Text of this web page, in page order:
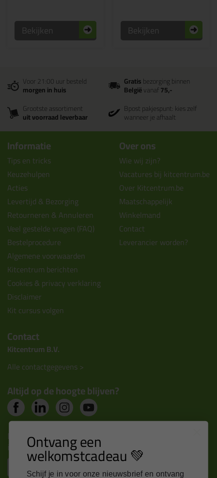
Bekijken Bekijken
Voor 21:00 uur besteld
morgen in huis
Gratisbezorging binnen
Belgiëvanaf75,-
Grootste assortiment
uit voorraad leverbaar
Bpost pakjespunt: kies zelf
wanneer je afhaalt
Informatie
Tips en tricks
Keuzehulpen
Acties
Levertijd & Bezorging
Retourneren & Annuleren
Veel gestelde vragen (FAQ)
Bestelprocedure
Algemene voorwaarden
Kitcentrum berichten
Cookies & privacy verklaring
Disclaimer
Kit cursus volgen
Over ons
Wie wij zijn?
Vacatures bij kitcentrum.be
Over Kitcentrum.be
Maatschappelijk
Winkelmand
Contact
Leverancier worden?
Contact
Kitcentrum B.V.
Alle contactgegevens >
Altijd op de hoogte blijven?
Nieuws, tips en exclusieve deals rechtstreeks in je
inbox Ontvang een
welkomstcadeau 💚
Schijf je in voor onze nieuwsbrief en ontvang